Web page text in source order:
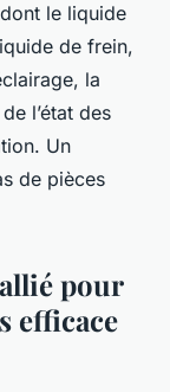
le liquide
de frein,
la
l’état des
Un
de pièces
pour
efficace